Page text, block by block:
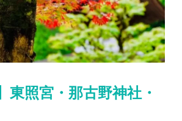
東照宮・那古野神社・